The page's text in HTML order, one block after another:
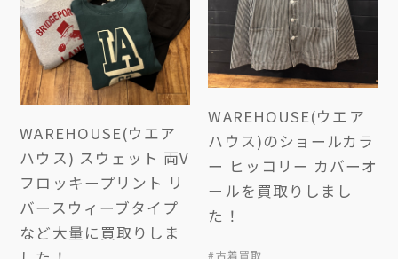
WAREHOUSE(ウエア
ハウス) スウェット 両V
フロッキープリント リ
バースウィーブタイプ
など大量に買取りしま
WAREHOUSE(ウエア
ハウス)のショールカラ
ー ヒッコリー カバーオ
ールを買取りしまし
た！
#古着買取